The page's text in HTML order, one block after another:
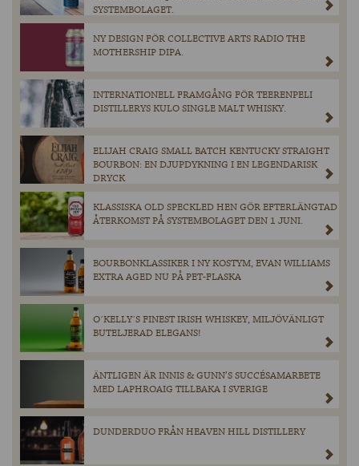
SYSTEMBOLAGET.
NY DESIGN FÖR COLLECTIVE ARTS RADIO THE
MOTHERSHIP DIPA.
INTERNATIONELL FRAMGÅNG FÖR TEERENPELI
DISTILLERYS KULO SINGLE MALT WHISKY.
ELIJAH CRAIG SMALL BATCH KENTUCKY STRAIGHT
BOURBON: EN DJUPDYKNING I EN LEGENDARISK
DRYCK
KLASSISKA OLD SPECKLED HEN GÖR EFTERLÄNGTAD
ÅTERKOMST PÅ SYSTEMBOLAGET DEN 1 JUNI.
BOURBONKLASSIKER I NY KOSTYM, EVAN WILLIAMS
EXTRA AGED NU PÅ PET-FLASKA
O´KELLY´S FINEST IRISH WHISKEY, MILJÖVÄNLIGT
BUTELJERAD ELEGANS!
ÄNTLIGEN ÄR INNIS & GUNN’S SUCCÉSAMARBETE
MED LAPHROAIG TILLBAKA I SVERIGE
DUNDERDUO FRÅN HEAVEN HILL DISTILLERY